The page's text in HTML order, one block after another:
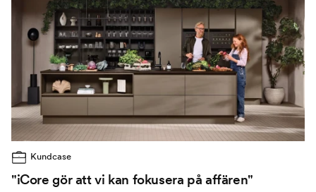
Kundcase
"iCore gör att vi kan fokusera på affären"